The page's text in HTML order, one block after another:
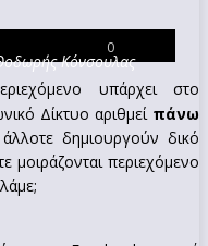
Κόνσουλας
0
υπάρχει στο
Δίκτυο αριθμεί πάνω
δημιουργούν δικό
μοιράζονται περιεχόμενο